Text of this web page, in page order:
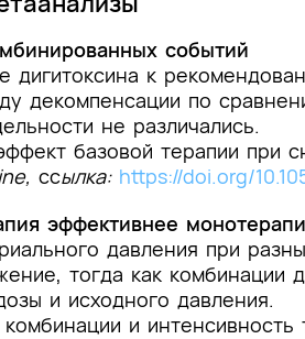
событий
дигитоксина к
декомпенсации по
не различались.
базовой терапии при
ссылка: https://doi.org/
эффективнее
давления при
тогда как комбинации
и исходного давления.
и